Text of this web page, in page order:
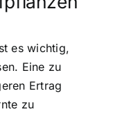
es wichtig,
Eine zu
Ertrag
zu